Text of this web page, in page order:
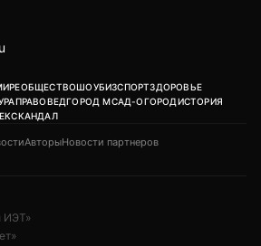
ОБЩЕСТВОШОУБИЗСПОРТЗДОРОВЬЕ
ПРАВОВЕДГОРОД МСАД-ОГОРОДИСТОРИЯ
СКАНДАЛ
АвторыНовости партнеров
ИЭТ»